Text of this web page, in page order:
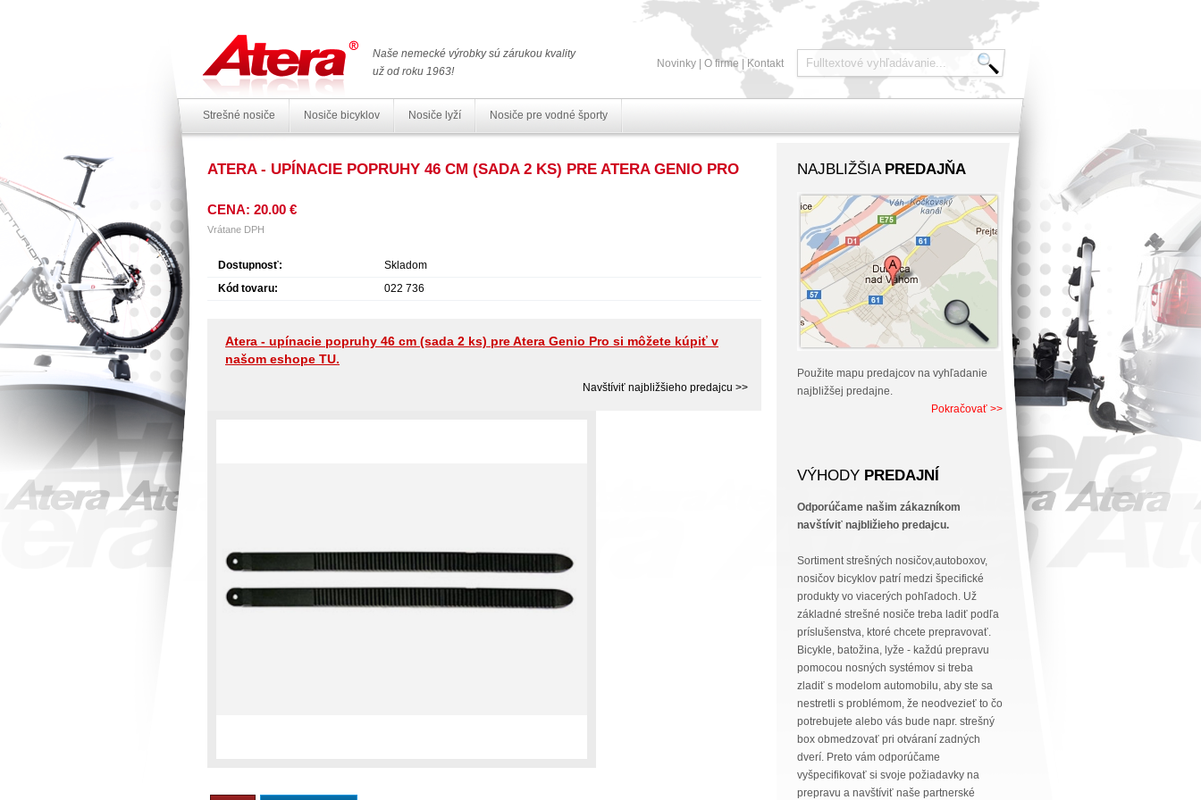
Naše nemecké výrobky sú zárukou kvality
už od roku 1963!
Novinky O firme Kontakt
Strešné nosiče Nosiče bicyklov Nosiče lyží Nosiče pre vodné športy
ATERA - UPÍNACIE POPRUHY 46 CM (SADA 2 KS) PRE ATERA GENIO PRO
CENA: 20.00 €
Vrátane DPH
Dostupnosť:
Skladom
Kód tovaru:
022 736
Atera - upínacie popruhy 46 cm (sada 2 ks) pre Atera Genio Pro si môžete kúpiť v
našom eshope TU.
Navštíviť najbližšieho predajcu >>
NAJBLIŽŠIA PREDAJŇA
Použite mapu predajcov na vyhľadanie
najbližšej predajne.
Pokračovať >>
VÝHODY PREDAJNÍ
Odporúčame našim zákazníkom
navštíviť najbližieho predajcu.
Sortiment strešných nosičov,autoboxov,
nosičov bicyklov patrí medzi špecifické
produkty vo viacerých pohľadoch. Už
základné strešné nosiče treba ladiť podľa
príslušenstva, ktoré chcete prepravovať.
Bicykle, batožina, lyže - každú prepravu
pomocou nosných systémov si treba
zladiť s modelom automobilu, aby ste sa
nestretli s problémom, že neodvezieť to čo
potrebujete alebo vás bude napr. strešný
box obmedzovať pri otváraní zadných
dverí. Preto vám odporúčame
vyšpecifikovať si svoje požiadavky na
prepravu a navštíviť naše partnerské